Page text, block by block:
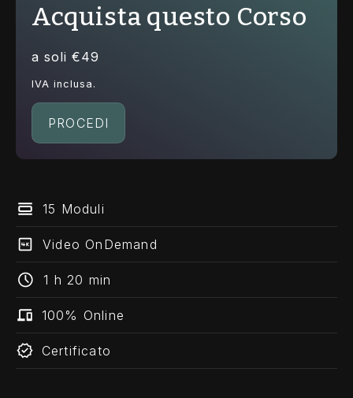
Acquista questo Corso
a soli €49
IVA inclusa.
PROCEDI
15 Moduli
Video OnDemand
1 h 20 min
100% Online
Certificato